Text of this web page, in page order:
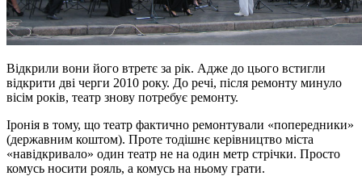
Відкрили вони його втретє за рік. Адже до цього встигли
відкрити дві черги 2010 року. До речі, після ремонту минуло
вісім років, театр знову потребує ремонту.
Іронія в тому, що театр фактично ремонтували «попередники»
(державним коштом). Проте тодішнє керівництво міста
«навідкривало» один театр не на один метр стрічки. Просто
комусь носити рояль, а комусь на ньому грати.